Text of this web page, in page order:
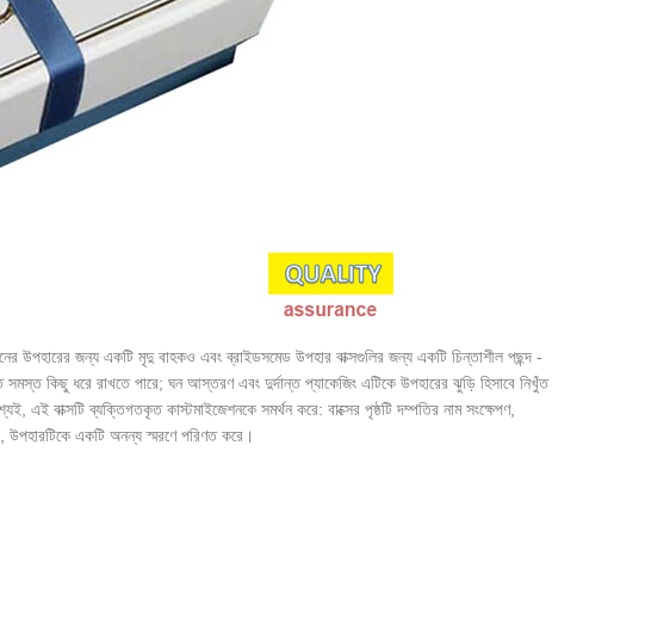
উপহারের জন্য একটি মৃদু বাহকও এবং ব্রাইডসমেড উপহার বাক্সগুলির জন্য একটি চিন্তাশীল পছন্দ -
কিছু ধরে রাখতে পারে; ঘন আস্তরণ এবং দুর্দান্ত প্যাকেজিং এটিকে উপহারের ঝুড়ি হিসাবে নিখুঁত
বাক্সটি ব্যক্তিগতকৃত কাস্টমাইজেশনকে সমর্থন করে: বাক্সের পৃষ্ঠটি দম্পতির নাম সংক্ষেপণ,
উপহারটিকে একটি অনন্য স্মরণে পরিণত করে।